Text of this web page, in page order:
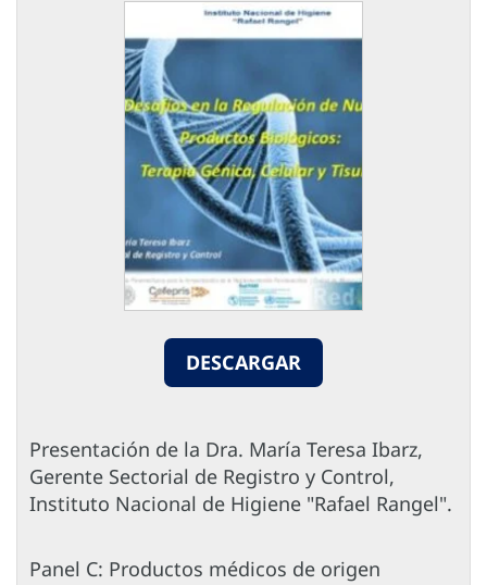
DESCARGAR
Presentación de la Dra. María Teresa Ibarz,
Gerente Sectorial de Registro y Control,
Instituto Nacional de Higiene "Rafael Rangel".
Panel C: Productos médicos de origen